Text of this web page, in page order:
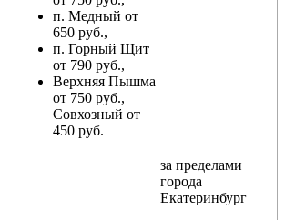
п. Медный от
650 руб.,
п. Горный Щит
от 790 руб.,
Верхняя Пышма
от 750 руб.,
Совхозный от
450 руб.
за пределами
города
Екатеринбург